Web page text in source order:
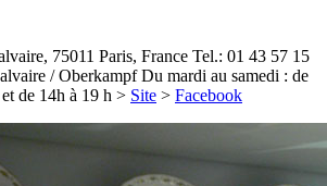
75011 Paris, France Tel.: 01 43 57 15
/ OberkampfDu mardi au samedi : de
de 14h à 19 h > Site > Facebook